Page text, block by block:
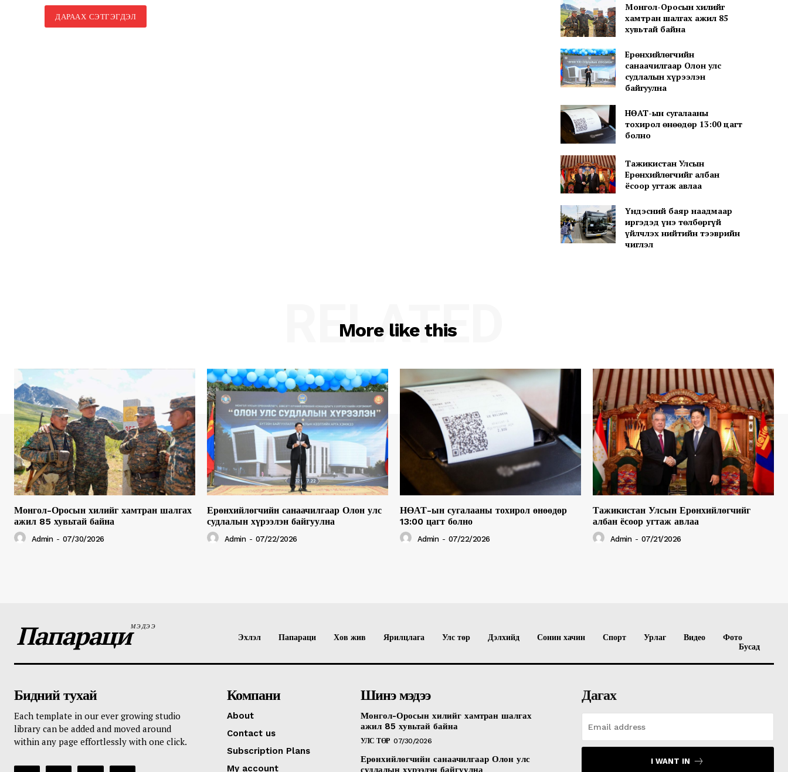
Монгол-Оросын хилийг
хамтран шалгах ажил 85
хувьтай байна
Ерөнхийлөгчийн
санаачилгаар Олон улс
судлалын хүрээлэн
байгуулна
НӨАТ-ын сугалааны
тохирол өнөөдөр 13:00 цагт
болно
Тажикистан Улсын
Ерөнхийлөгчийг албан
ёсоор угтаж авлаа
Үндэсний баяр наадмаар
иргэдэд үнэ төлбөргүй
үйлчлэх нийтийн тээврийн
чиглэл
More like this
RELATED
Монгол-Оросын хилийг хамтран шалгах
ажил 85 хувьтай байна
Admin - 07/30/2026
Ерөнхийлөгчийн санаачилгаар Олон улс
судлалын хүрээлэн байгуулна
Admin - 07/22/2026
НӨАТ-ын сугалааны тохирол өнөөдөр
13:00 цагт болно
Admin - 07/22/2026
Тажикистан Улсын Ерөнхийлөгчийг
албан ёсоор угтаж авлаа
Admin - 07/21/2026
ПапарациМЭДЭЭ
Эхлэл Папараци Хов жив Ярилцлага Улс төр Дэлхийд Сонин хачин Спорт Урлаг Видео
Фото
Бусад
Бидний тухай
Each template in our ever growing studio
library can be added and moved around
within any page effortlessly with one click.
Компани
About
Contact us
Subscription Plans
My account
Шинэ мэдээ
Монгол-Оросын хилийг хамтран шалгах
ажил 85 хувьтай байна
УЛС ТӨР 07/30/2026
Ерөнхийлөгчийн санаачилгаар Олон улс
судлалын хүрээлэн байгуулна
Дагах
I WANT IN